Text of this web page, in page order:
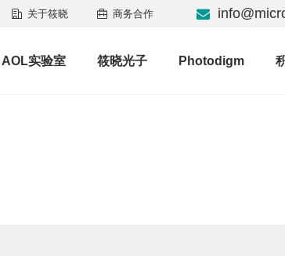
关于筱晓 商务合作
AOL实验室 筱晓光子 Photodigm